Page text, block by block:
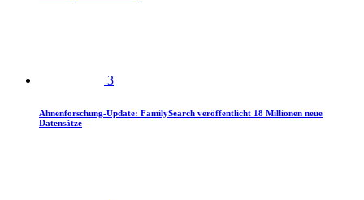
3
Ahnenforschung-Update: FamilySearch veröffentlicht 18 Millionen neue
Datensätze